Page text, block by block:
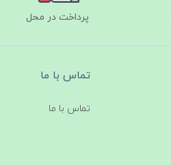
پرداخت در محل
تماس با ما
تماس با ما